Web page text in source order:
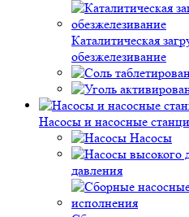
Каталитическая
обезжелезивание
Насосы и насосные
Насосы
давления